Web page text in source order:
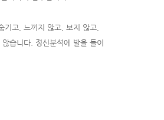
기고, 느끼지 않고, 보지 않고,
습니다. 정신분석에 발을 들이